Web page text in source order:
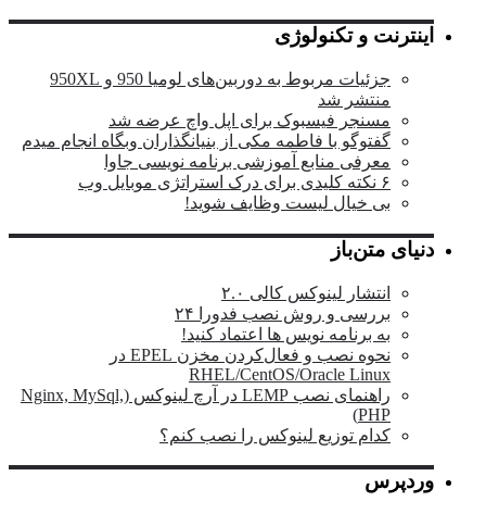
اینترنت و تکنولوژی
جزئیات مربوط به دوربین‌های لومیا 950 و 950XL
منتشر شد
مسنجر فیسبوک برای اپل واچ عرضه شد
گفتوگو با فاطمه مکی از بنیانگذاران وبگاه انجام میدم
معرفی منابع آموزشی برنامه نویسی جاوا
بی خیال لیست وظایف شوید!
دنیای متن‌باز
انتشار لینوکس کالی ۲.۰
بررسی و روش نصب فدورا ۲۴
به برنامه نویس ها اعتماد کنید!
نحوه نصب و فعال‌کردن مخزن EPEL در
RHEL/CentOS/Oracle Linux
راهنمای نصب LEMP در آرچ لینوکس (Nginx, MySql,
PHP)
کدام توزیع لینوکس را نصب کنم؟
وردپرس